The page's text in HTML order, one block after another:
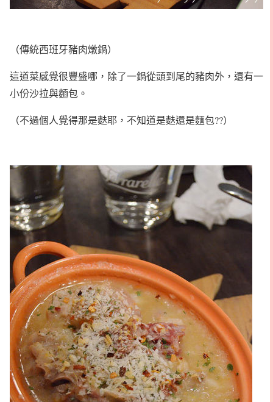
（傳統西班牙豬肉燉鍋）
這道菜感覺很豐盛哪，除了一鍋從頭到尾的豬肉外，還有一
小份沙拉與麵包。
（不過個人覺得那是麩耶，不知道是麩還是麵包??）